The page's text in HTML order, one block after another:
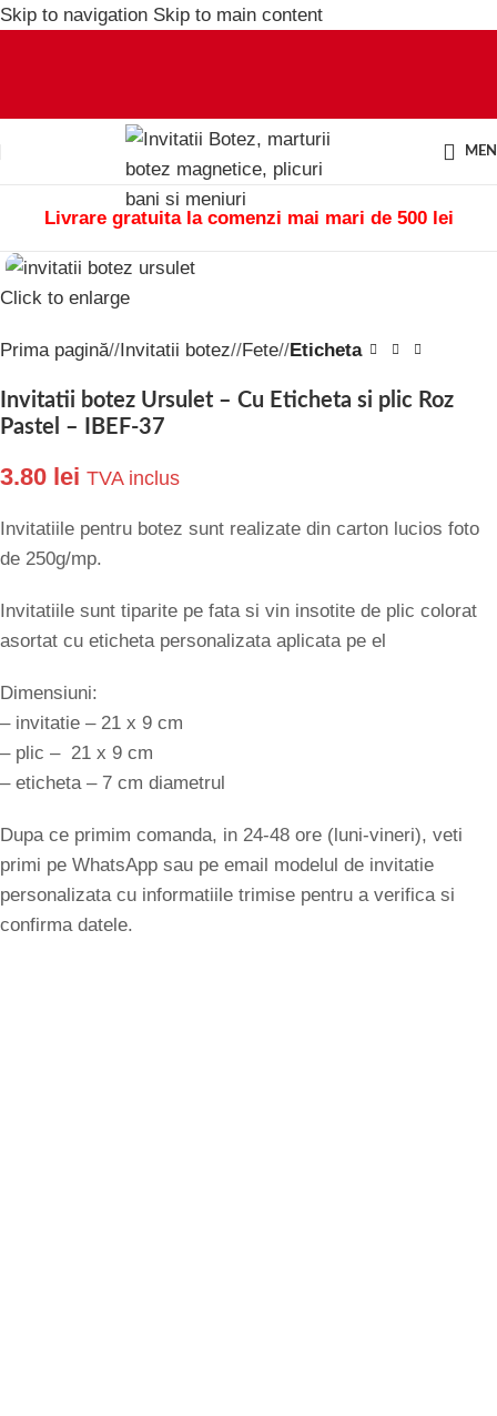
Skip to navigation Skip to main content
Livrare gratuita la comenzi mai mari de 500 lei
Click to enlarge
Prima pagină/ Invitatii botez/ Fete/ Eticheta
Invitatii botez Ursulet – Cu Eticheta si plic Roz
Pastel – IBEF-37
3.80 lei TVA inclus
Invitatiile pentru botez sunt realizate din carton lucios foto
de 250g/mp.
Invitatiile sunt tiparite pe fata si vin insotite de plic colorat
asortat cu eticheta personalizata aplicata pe el
Dimensiuni:
– invitatie – 21 x 9 cm
– plic – 21 x 9 cm
– eticheta – 7 cm diametrul
Dupa ce primim comanda, in 24-48 ore (luni-vineri), veti
primi pe WhatsApp sau pe email modelul de invitatie
personalizata cu informatiile trimise pentru a verifica si
confirma datele.